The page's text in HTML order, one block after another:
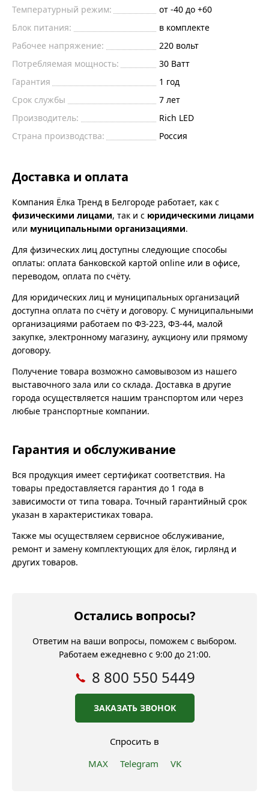
Температурный режим:
от -40 до +60
Блок питания:
в комплекте
Рабочее напряжение:
220 вольт
Потребляемая мощность:
30 Ватт
Гарантия
1 год
Срок службы
7 лет
Производитель:
Rich LED
Страна производства:
Россия
Доставка и оплата
Компания Ёлка Тренд в Белгороде работает, как с
физическими лицами, так и с юридическими лицами
или муниципальными организациями.
Для физических лиц доступны следующие способы
оплаты: оплата банковской картой online или в офисе,
переводом, оплата по счёту.
Для юридических лиц и муниципальных организаций
доступна оплата по счёту и договору. С муниципальными
организациями работаем по ФЗ-223, ФЗ-44, малой
закупке, электронному магазину, аукциону или прямому
договору.
Получение товара возможно самовывозом из нашего
выставочного зала или со склада. Доставка в другие
города осуществляется нашим транспортом или через
любые транспортные компании.
Гарантия и обслуживание
Вся продукция имеет сертификат соответствия. На
товары предоставляется гарантия до 1 года в
зависимости от типа товара. Точный гарантийный срок
указан в характеристиках товара.
Также мы осуществляем сервисное обслуживание,
ремонт и замену комплектующих для ёлок, гирлянд и
других товаров.
Остались вопросы?
Ответим на ваши вопросы, поможем с выбором.
Работаем ежедневно с 9:00 до 21:00.
8 800 550 5449
ЗАКАЗАТЬ ЗВОНОК
Спросить в
MAX
Telegram VK